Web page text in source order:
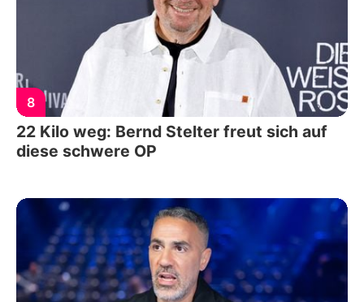
8
22 Kilo weg: Bernd Stelter freut sich auf
diese schwere OP